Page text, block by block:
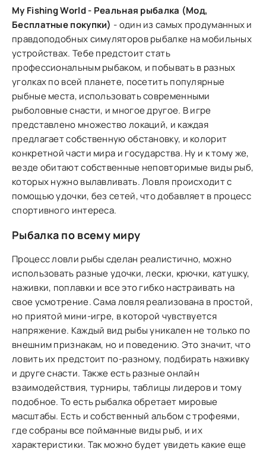
My Fishing World - Реальная рыбалка (Мод,
Бесплатные покупки) - один из самых продуманных и
правдоподобных симуляторов рыбалке на мобильных
устройствах. Тебе предстоит стать
профессиональным рыбаком, и побывать в разных
уголках по всей планете, посетить популярные
рыбные места, использовать современными
рыболовные снасти, и многое другое. В игре
представлено множество локаций, и каждая
предлагает собственную обстановку, и колорит
конкретной части мира и государства. Ну и к тому же,
везде обитают собственные неповторимые виды рыб,
которых нужно вылавливать. Ловля происходит с
помощью удочки, без сетей, что добавляет в процесс
спортивного интереса.
Рыбалка по всему миру
Процесс ловли рыбы сделан реалистично, можно
использовать разные удочки, лески, крючки, катушку,
наживки, поплавки и все это гибко настраивать на
свое усмотрение. Сама ловля реализована в простой,
но приятой мини-игре, в которой чувствуется
напряжение. Каждый вид рыбы уникален не только по
внешним признакам, но и поведению. Это значит, что
ловить их предстоит по-разному, подбирать наживку
и друге снасти. Также есть разные онлайн
взаимодействия, турниры, таблицы лидеров и тому
подобное. То есть рыбалка обретает мировые
масштабы. Есть и собственный альбом с трофеями,
где собраны все пойманные виды рыб, и их
характеристики. Так можно будет увидеть какие еще